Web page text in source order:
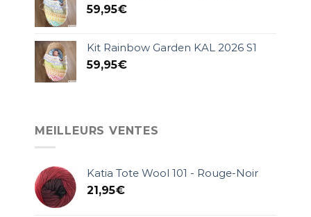
59,95€
Kit Rainbow Garden KAL 2026 S1
59,95€
MEILLEURS VENTES
Katia Tote Wool 101 - Rouge-Noir
21,95€